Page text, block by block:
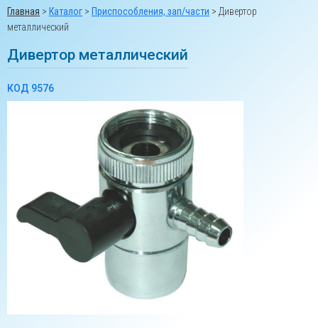
Главная > Каталог > Приспособления, зап/части > Дивертор
металлический
Дивертор металлический
КОД 9576